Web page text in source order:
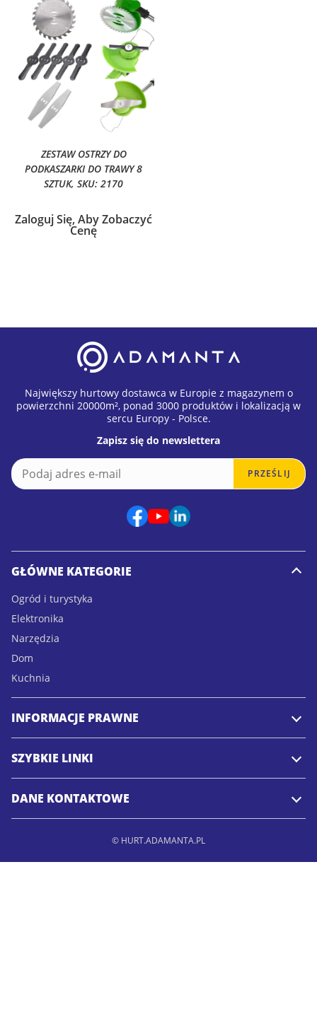
ZESTAW OSTRZY DO
PODKASZARKI DO TRAWY 8
SZTUK, SKU: 2170
Zaloguj Się, Aby Zobaczyć
Cenę
Największy hurtowy dostawca w Europie z magazynem o
powierzchni 20000m², ponad 3000 produktów i lokalizacją w
sercu Europy - Polsce.
Zapisz się do newslettera
a
m
a
i
E
m
PRZEŚLIJ
GŁÓWNE KATEGORIE
Ogród i turystyka
Elektronika
Narzędzia
Dom
Kuchnia
INFORMACJE PRAWNE
SZYBKIE LINKI
DANE KONTAKTOWE
© HURT.ADAMANTA.PL